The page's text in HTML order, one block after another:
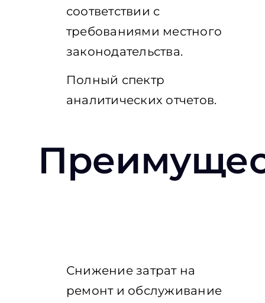
соответствии с
требованиями местного
законодательства.
Полный спектр
аналитических отчетов.
Снижение затрат на
ремонт и обслуживание